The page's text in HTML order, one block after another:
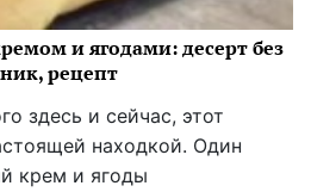
и ягодами: десерт без
рецепт
здесь и сейчас, этот
находкой. Один
крем и ягоды